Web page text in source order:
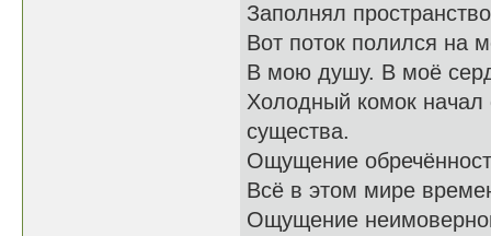
Заполнял
Вот поток полился на
В мою душу. В моё
Холодный комок начал
существа.
Ощущение
Всё в этом мире
Ощущение